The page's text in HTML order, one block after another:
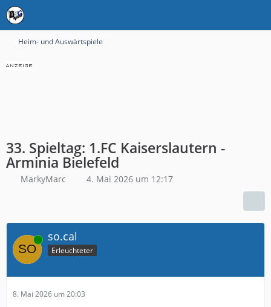
Heim- und Auswärtspiele
33. Spieltag: 1.FC Kaiserslautern -
Arminia Bielefeld
MarkyMarc 4. Mai 2026 um 12:17
Online so.cal
Erleuchteter
8. Mai 2026 um 20:03